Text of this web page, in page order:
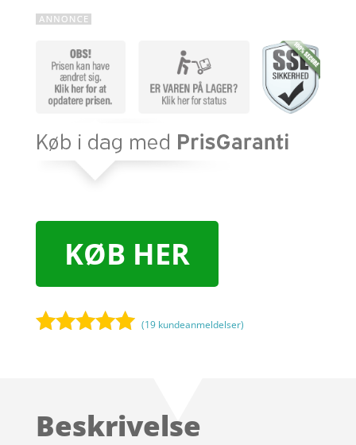
KØB HER
kundebedøm
(19 kundeanmeldelser)
Beskrivelse